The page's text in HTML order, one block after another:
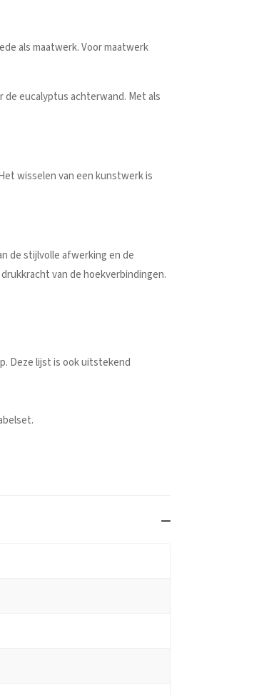
als maatwerk. Voor maatwerk
eucalyptus achterwand. Met als
wisselen van een kunstwerk is
de stijlvolle afwerking en de
van de hoekverbindingen.
Deze lijst is ook uitstekend